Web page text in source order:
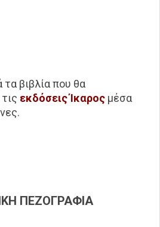
τα βιβλία που θα
εκδόσεις Ίκαρος μέσα
ΠΕΖΟΓΡΑΦΙΑ